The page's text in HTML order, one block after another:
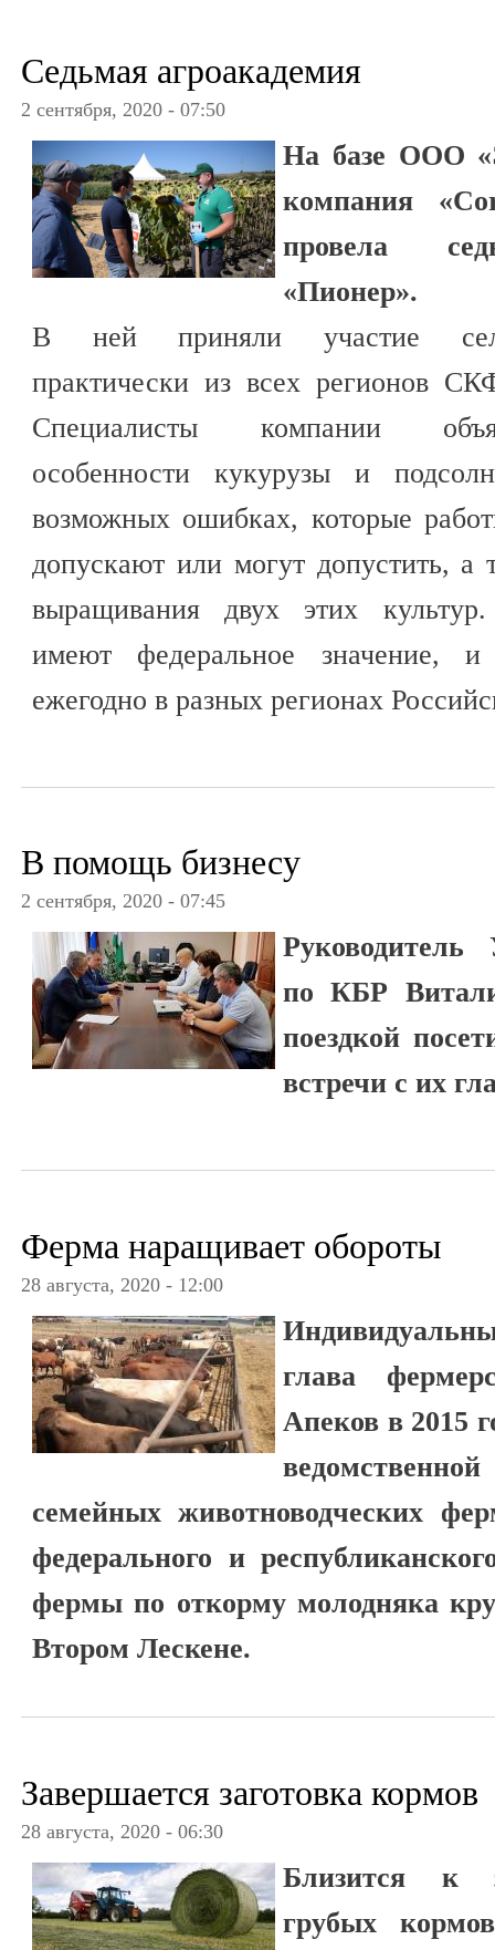
Седьмая агроакадемия
2 сентября, 2020 - 07:50
На базе ООО
компания
провела
«Пионер».
В ней приняли участие
практически из всех регионов
Специалисты компании
особенности кукурузы и
возможных ошибках, которые
допускают или могут допустить, а
выращивания двух этих
имеют федеральное значение,
ежегодно в разных регионах
В помощь бизнесу
2 сентября, 2020 - 07:45
Руководитель
по КБР
поездкой
встречи с их
Ферма наращивает обороты
28 августа, 2020 - 12:00
глава
Апеков в 2015
семейных животноводческих
федерального и
фермы по откорму молодняка
Втором Лескене.
Завершается заготовка кормов
28 августа, 2020 - 06:30
Близится к
грубых